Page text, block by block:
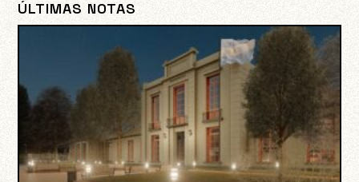
ÚLTIMAS NOTAS